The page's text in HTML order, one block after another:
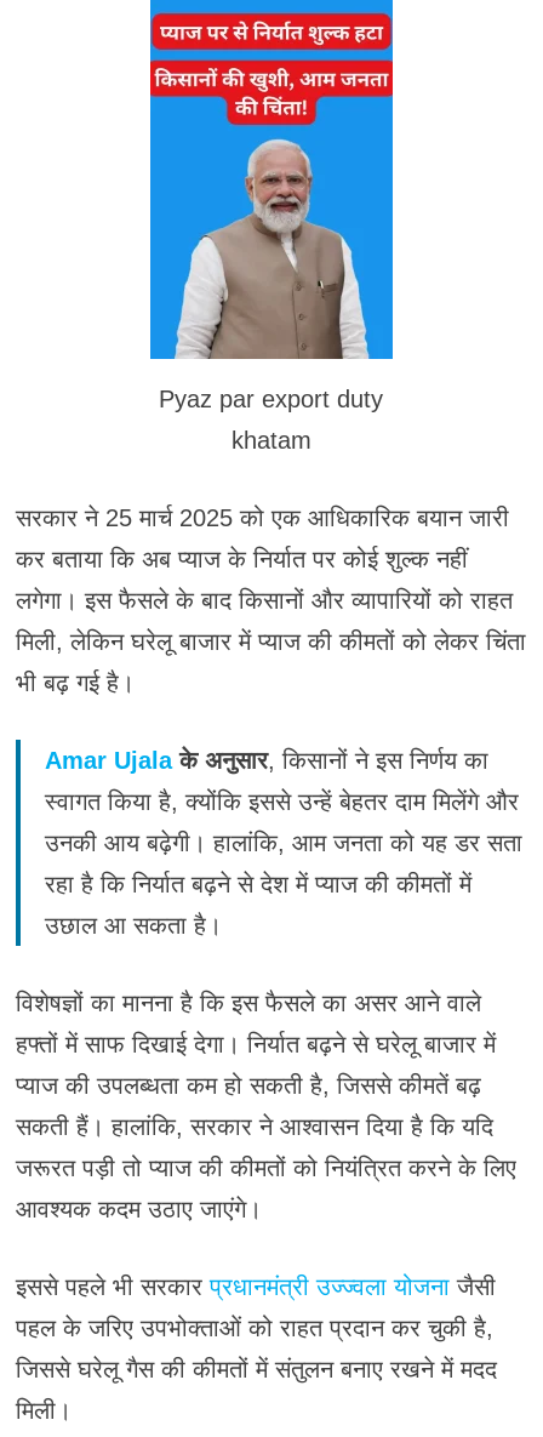
Pyaz par export duty
khatam
सरकार ने 25 मार्च 2025 को एक आधिकारिक बयान जारी
कर बताया कि अब प्याज के निर्यात पर कोई शुल्क नहीं
लगेगा। इस फैसले के बाद किसानों और व्यापारियों को राहत
मिली, लेकिन घरेलू बाजार में प्याज की कीमतों को लेकर चिंता
भी बढ़ गई है।
Amar Ujalaके अनुसार, किसानों ने इस निर्णय का
स्वागत किया है, क्योंकि इससे उन्हें बेहतर दाम मिलेंगे और
उनकी आय बढ़ेगी। हालांकि, आम जनता को यह डर सता
रहा है कि निर्यात बढ़ने से देश में प्याज की कीमतों में
उछाल आ सकता है।
विशेषज्ञों का मानना है कि इस फैसले का असर आने वाले
हफ्तों में साफ दिखाई देगा। निर्यात बढ़ने से घरेलू बाजार में
प्याज की उपलब्धता कम हो सकती है, जिससे कीमतें बढ़
सकती हैं। हालांकि, सरकार ने आश्वासन दिया है कि यदि
जरूरत पड़ी तो प्याज की कीमतों को नियंत्रित करने के लिए
आवश्यक कदम उठाए जाएंगे।
इससे पहले भी सरकारप्रधानमंत्री उज्ज्वला योजनाजैसी
पहल के जरिए उपभोक्ताओं को राहत प्रदान कर चुकी है,
जिससे घरेलू गैस की कीमतों में संतुलन बनाए रखने में मदद
मिली।